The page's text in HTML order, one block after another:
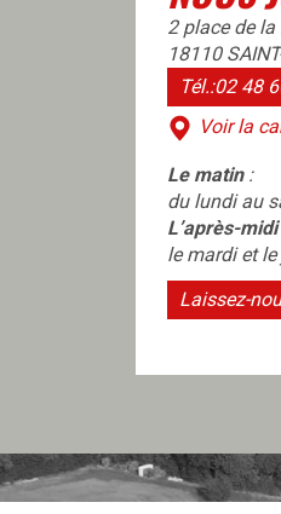
2 place de la
18110
Tél.:02 48
Voir la
Le matin:
du lundi au
L’après-midi
le mardi et
Laissez-